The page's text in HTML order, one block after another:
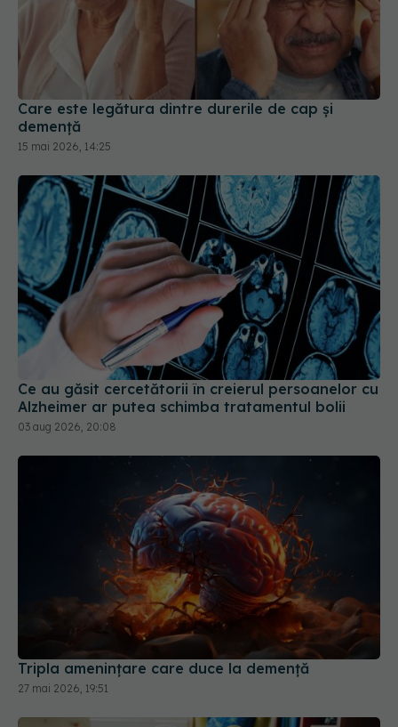
Care este legătura dintre durerile de cap și
demență
15 mai 2026, 14:25
Ce au găsit cercetătorii în creierul persoanelor cu
Alzheimer ar putea schimba tratamentul bolii
03 aug 2026, 20:08
Tripla amenințare care duce la demență
27 mai 2026, 19:51